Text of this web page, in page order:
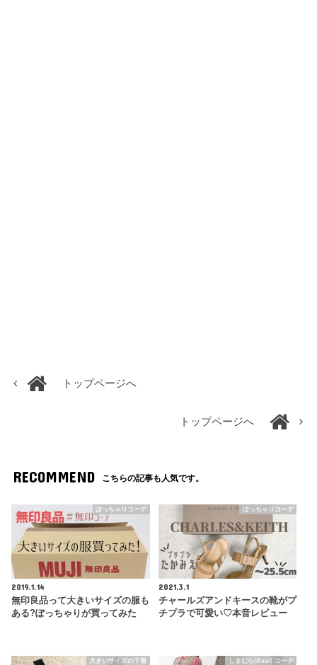
トップページへ
トップページへ
RECOMMEND こちらの記事も人気です。
ぽっちゃりコーデ
2019.1.14
無印良品って大きいサイズの服も
ある?ぽっちゃりが買ってみた
ぽっちゃりコーデ
2021.3.1
チャールズアンドキースの靴がプ
チプラで可愛い♡本音レビュー
大きいサイズの下着 しまむら/Avail コーデ